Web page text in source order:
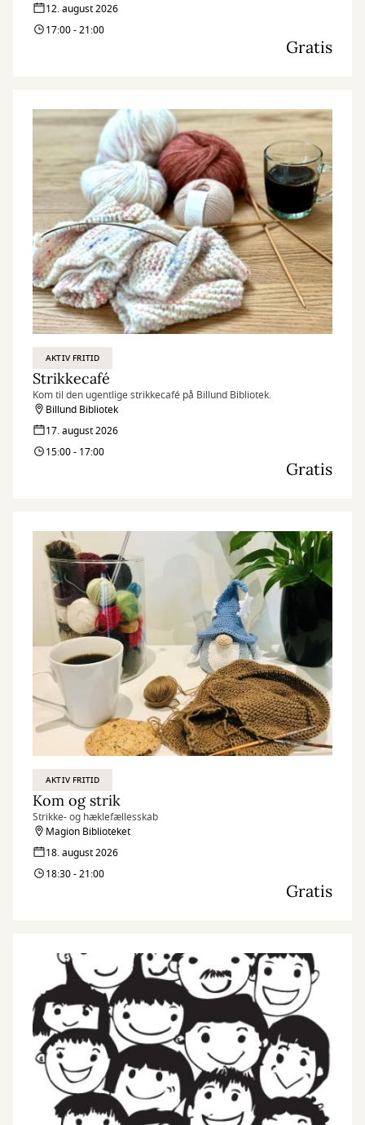
12. august 2026
17:00 - 21:00
Gratis
AKTIV FRITID
Strikkecafé
Kom til den ugentlige strikkecafé på Billund Bibliotek.
Billund Bibliotek
17. august 2026
15:00 - 17:00
Gratis
AKTIV FRITID
Kom og strik
Strikke- og hæklefællesskab
Magion Biblioteket
18. august 2026
18:30 - 21:00
Gratis